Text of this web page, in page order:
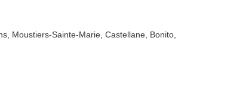
, Moustiers-Sainte-Marie , Castellane , Bonito